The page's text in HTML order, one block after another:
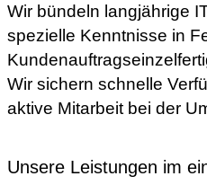
Wir bündeln langjährige
spezielle Kenntnisse in
Wir sichern schnelle
aktive Mitarbeit bei der
Unsere Leistungen im